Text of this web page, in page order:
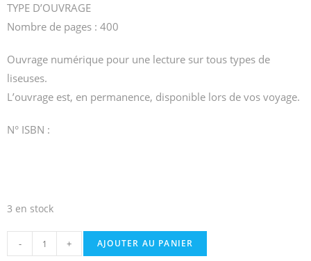
TYPE D’OUVRAGE
Nombre de pages : 400
Ouvrage numérique pour une lecture sur tous types de
liseuses.
L’ouvrage est, en permanence, disponible lors de vos voyage.
N° ISBN :
3 en stock
- + AJOUTER AU PANIER